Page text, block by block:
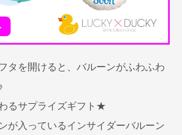
タを開けると、バルーンがふわふわ
るサプライズギフト★
が入っているインサイダーバルーン